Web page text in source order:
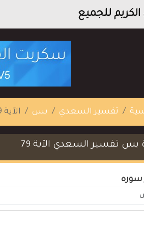
الكريم للجميع
تفسير السعدي يس الآية 79
يس تفسير السعدي الآية 79
سوره